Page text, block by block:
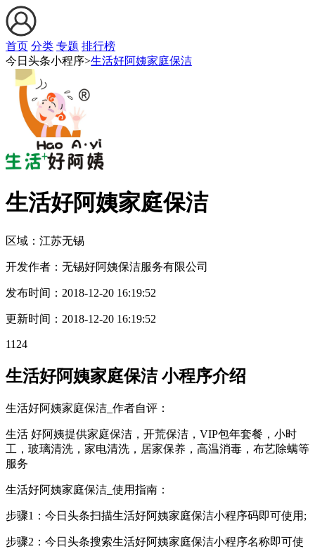
首页 分类 专题 排行榜
今日头条小程序>生活好阿姨家庭保洁
生活好阿姨家庭保洁
区域： 江苏无锡
开发作者： 无锡好阿姨保洁服务有限公司
发布时间： 2018-12-20 16:19:52
更新时间： 2018-12-20 16:19:52
1124
生活好阿姨家庭保洁 小程序介绍
生活好阿姨家庭保洁_作者自评：
生活 好阿姨提供家庭保洁，开荒保洁，VIP包年套餐，小时
工，玻璃清洗，家电清洗，居家保养，高温消毒，布艺除螨等
服务
生活好阿姨家庭保洁_使用指南：
步骤1：今日头条扫描生活好阿姨家庭保洁小程序码即可使用;
步骤2：今日头条搜索生活好阿姨家庭保洁小程序名称即可使